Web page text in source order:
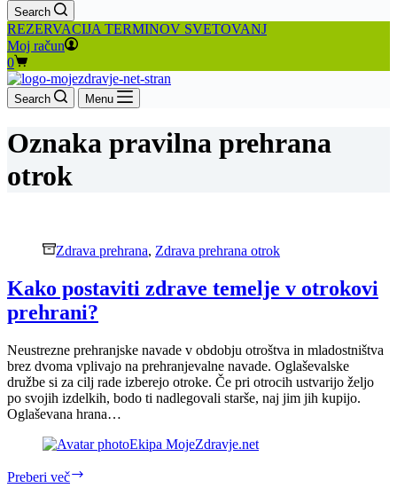
Search
REZERVACIJA TERMINOV SVETOVANJ
Moj račun
Shopping
cart
0
Search Menu
Oznaka pravilna prehrana
otrok
Zdrava prehrana, Zdrava prehrana otrok
Kako postaviti zdrave temelje v otrokovi
prehrani?
Neustrezne prehranjske navade v obdobju otroštva in mladostništva
brez dvoma vplivajo na prehranjevalne navade. Oglaševalske
družbe si za cilj rade izberejo otroke. Če pri otrocih ustvarijo željo
po svojih izdelkih, bodo ti nadlegovali starše, naj jim jih kupijo.
Oglaševana hrana…
Ekipa MojeZdravje.net
Preberi več